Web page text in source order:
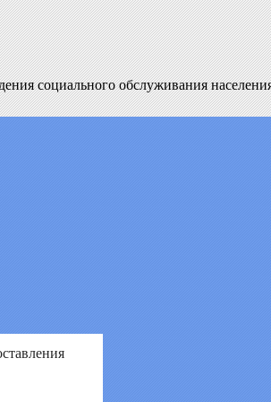
социального обслуживания